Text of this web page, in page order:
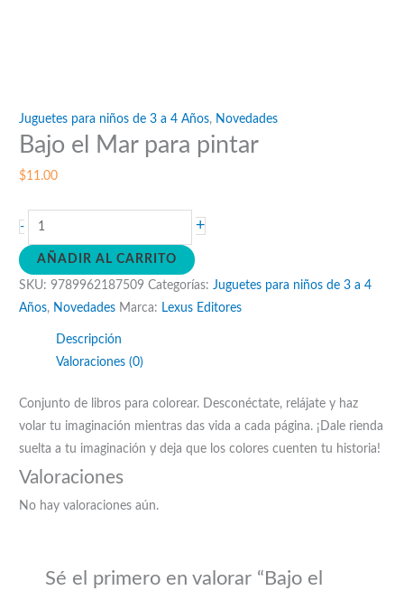
Juguetes para niños de 3 a 4 Años, Novedades
Bajo el Mar para pintar
$11.00
-
Bajo
el
Mar
para
pintar
cantidad
+
AÑADIR AL CARRITO
SKU:9789962187509 Categorías:Juguetes para niños de 3 a 4
Años, Novedades Marca: Lexus Editores
Descripción
Valoraciones (0)
Conjunto de libros para colorear. Desconéctate, relájate y haz
volar tu imaginación mientras das vida a cada página. ¡Dale rienda
suelta a tu imaginación y deja que los colores cuenten tu historia!
Valoraciones
No hay valoraciones aún.
Sé el primero en valorar “Bajo el